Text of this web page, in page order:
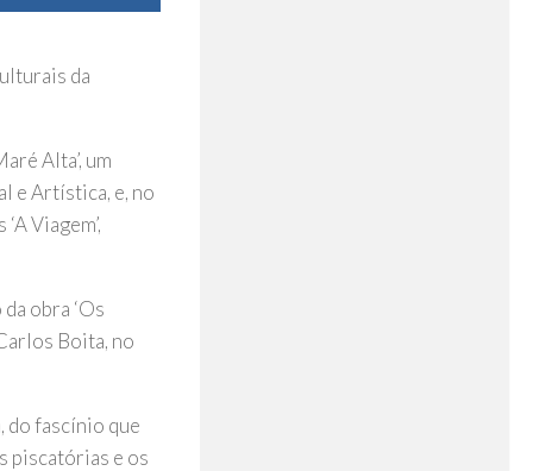
da
Alta’, um
e Artística, e, no
Viagem’,
obra ‘Os
Boita, no
do fascínio que
piscatórias e os